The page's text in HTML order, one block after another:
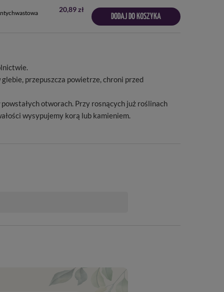
20,89 zł
DODAJ DO KOSZYKA
przepuszcza powietrze, chroni przed
otworach. Przy rosnących już roślinach
wysypujemy korą lub kamieniem.